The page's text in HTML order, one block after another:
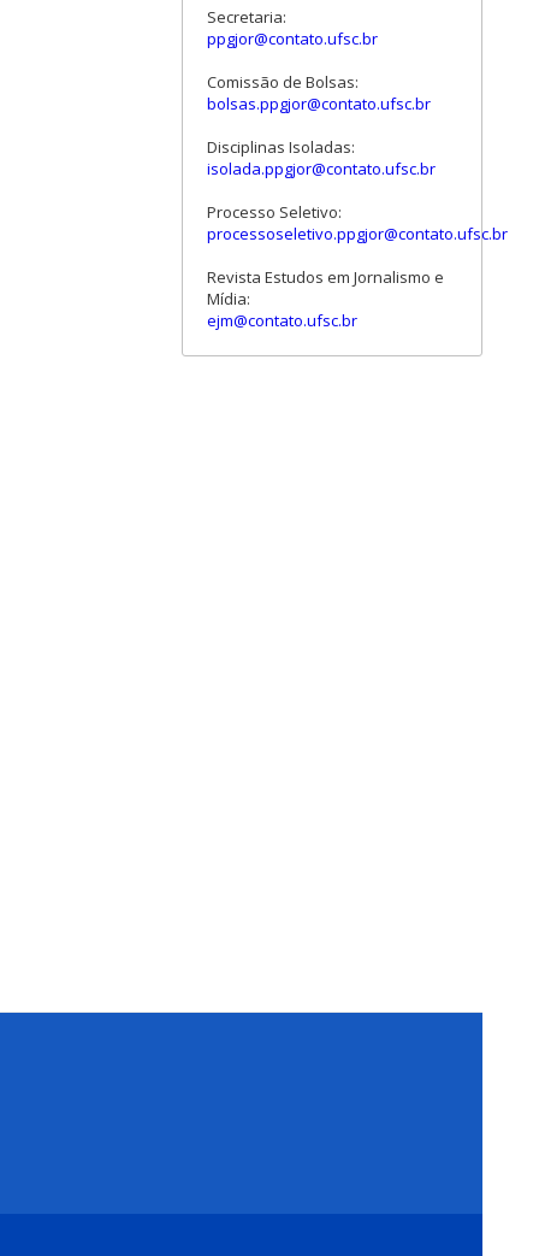
Secretaria:
ppgjor@contato.ufsc.br
Comissão de Bolsas:
bolsas.ppgjor@contato.ufsc.br
Disciplinas Isoladas:
isolada.ppgjor@contato.ufsc.br
Processo Seletivo:
processoseletivo.ppgjor@contato.ufsc.br
Revista Estudos em Jornalismo e
Mídia:
ejm@contato.ufsc.br